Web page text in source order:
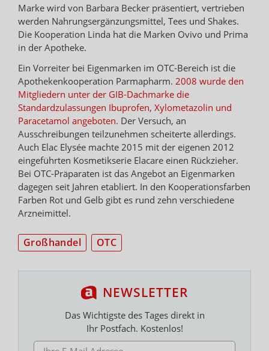
Marke wird von Barbara Becker präsentiert, vertrieben
werden Nahrungsergänzungsmittel, Tees und Shakes.
Die Kooperation Linda hat die Marken Ovivo und Prima
in der Apotheke.
Ein Vorreiter bei Eigenmarken im OTC-Bereich ist die
Apothekenkooperation Parmapharm. 2008 wurde den
Mitgliedern unter der GIB-Dachmarke die
Standardzulassungen Ibuprofen, Xylometazolin und
Paracetamol angeboten. Der Versuch, an
Ausschreibungen teilzunehmen scheiterte allerdings.
Auch Elac Elysée machte 2015 mit der eigenen 2012
eingeführten Kosmetikserie Elacare einen Rückzieher.
Bei OTC-Präparaten ist das Angebot an Eigenmarken
dagegen seit Jahren etabliert. In den Kooperationsfarben
Farben Rot und Gelb gibt es rund zehn verschiedene
Arzneimittel.
Großhandel OTC
NEWSLETTER
Das Wichtigste des Tages direkt in
Ihr Postfach. Kostenlos!
E-MAIL ADRESSE